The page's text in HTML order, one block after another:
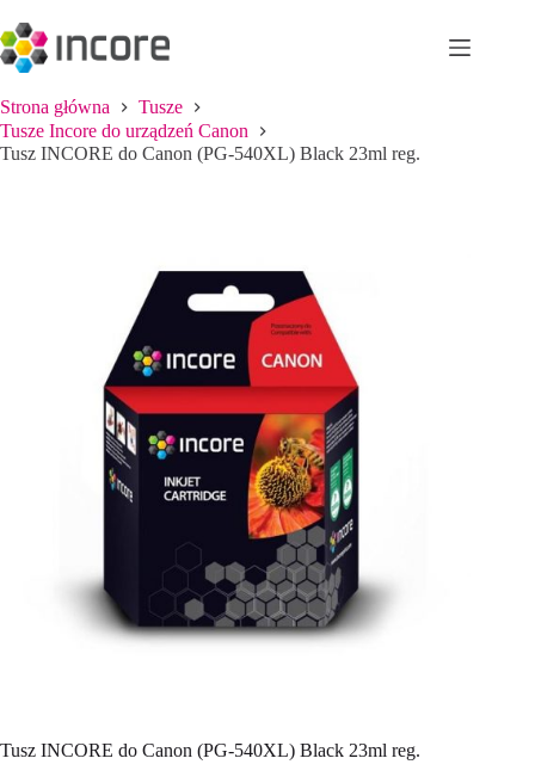
do
treści
Strona główna
Tusze
Tusze Incore do urządzeń Canon
Tusz INCORE do Canon (PG-540XL) Black 23ml reg.
Tusz INCORE do Canon (PG-540XL) Black 23ml reg.